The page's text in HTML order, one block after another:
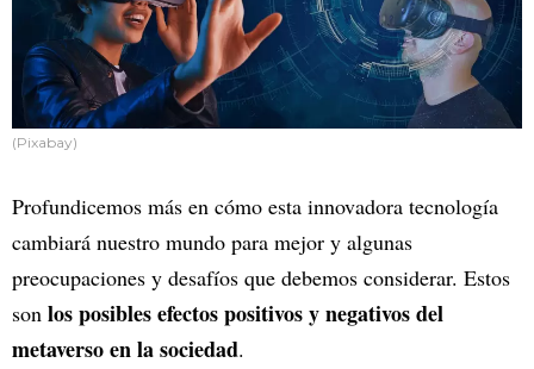
(Pixabay)
Profundicemos más en cómo esta innovadora tecnología
cambiará nuestro mundo para mejor y algunas
preocupaciones y desafíos que debemos considerar. Estos
son los posibles efectos positivos y negativos del
metaverso en la sociedad.